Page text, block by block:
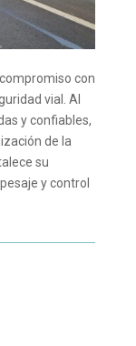
con
vial. Al
y confiables,
de la
su
y control